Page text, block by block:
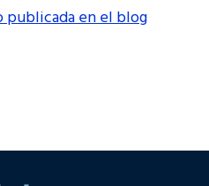
publicada en el blog